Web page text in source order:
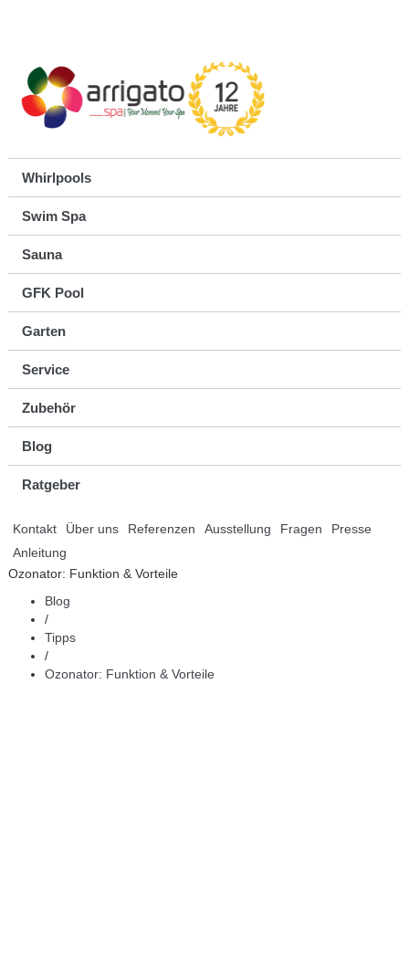
Whirlpools
Swim Spa
Sauna
GFK Pool
Garten
Service
Zubehör
Blog
Ratgeber
Kontakt Über uns Referenzen Ausstellung Fragen
Presse
Anleitung
Ozonator: Funktion & Vorteile
Blog
/
Tipps
/
Ozonator: Funktion & Vorteile